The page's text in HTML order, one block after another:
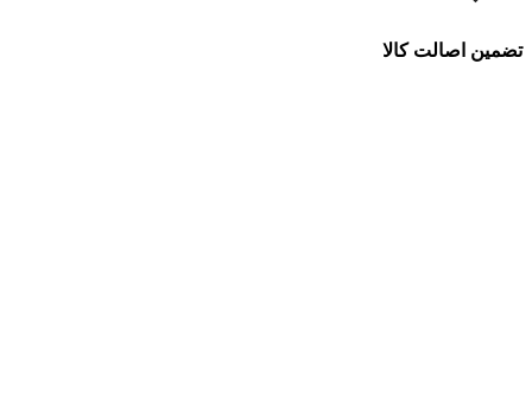
تضمین اصالت کالا